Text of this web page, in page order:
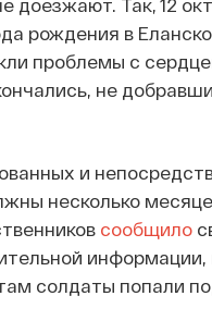
доезжают. Так, 12
рождения в
проблемы с
не
и
несколько
сообщило
информации,
солдаты попали